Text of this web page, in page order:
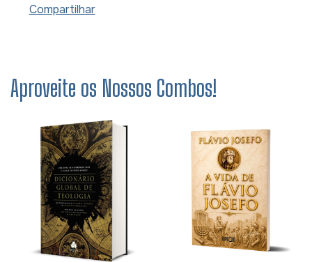
Compartilhar
Aproveite os Nossos Combos!